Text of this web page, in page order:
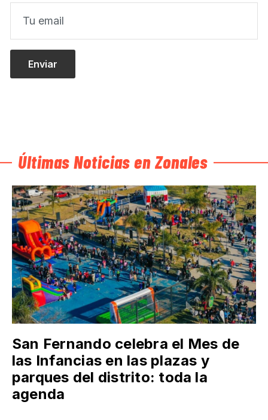
Últimas Noticias en Zonales
San Fernando celebra el Mes de
las Infancias en las plazas y
parques del distrito: toda la
agenda